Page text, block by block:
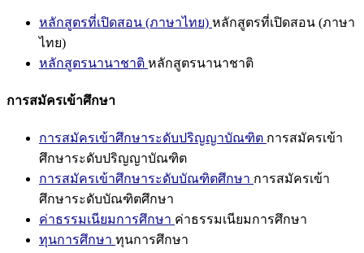
หลักสูตรที่เปิดสอน (ภาษาไทย) หลักสูตรที่เปิดสอน (ภาษา
ไทย)
หลักสูตรนานาชาติ หลักสูตรนานาชาติ
การสมัครเข้าศึกษา
การสมัครเข้าศึกษาระดับปริญญาบัณฑิต การสมัครเข้า
ศึกษาระดับปริญญาบัณฑิต
การสมัครเข้าศึกษาระดับบัณฑิตศึกษา การสมัครเข้า
ศึกษาระดับบัณฑิตศึกษา
ค่าธรรมเนียมการศึกษา ค่าธรรมเนียมการศึกษา
ทุนการศึกษา ทุนการศึกษา